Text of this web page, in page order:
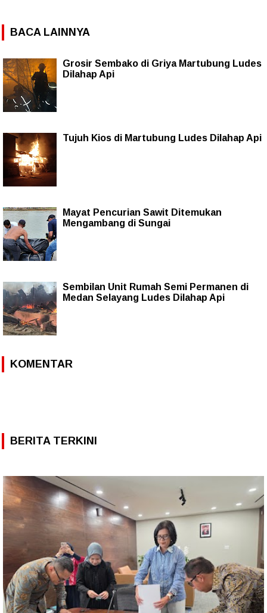
BACA LAINNYA
Grosir Sembako di Griya Martubung Ludes
Dilahap Api
Tujuh Kios di Martubung Ludes Dilahap Api
Mayat Pencurian Sawit Ditemukan
Mengambang di Sungai
Sembilan Unit Rumah Semi Permanen di
Medan Selayang Ludes Dilahap Api
KOMENTAR
BERITA TERKINI